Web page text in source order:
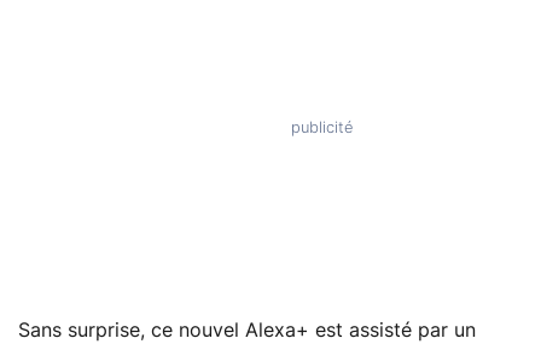
Sans surprise, ce nouvel Alexa+ est assisté par un